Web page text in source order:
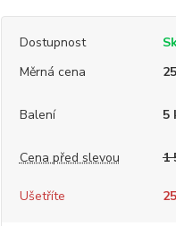
Dostupnost
Měrná cena
Balení 5
Cena před slevou 1
Ušetříte